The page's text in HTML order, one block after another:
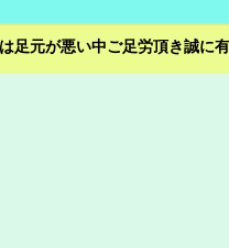
元が悪い中ご足労頂き誠に有